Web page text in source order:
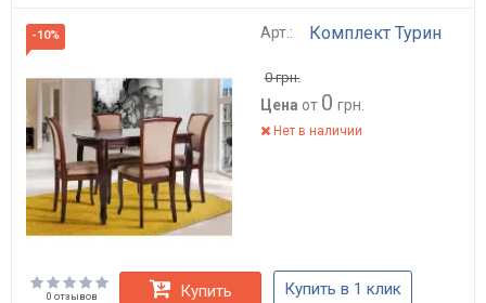
-10% Арт.: Комплект Турин
0грн.
Цена от 0 грн.
Нет в наличии
0 отзывов Купить Купить в 1 клик